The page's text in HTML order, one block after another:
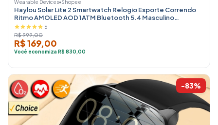
Wearable Devices•Shopee
Haylou Solar Lite 2 Smartwatch Relogio Esporte Correndo
Ritmo AMOLED AOD 1ATM Bluetooth 5.4 Masculino
Feminino 5
R$ 999,00
R$ 169,00
Você economiza R$ 830,00
-83%